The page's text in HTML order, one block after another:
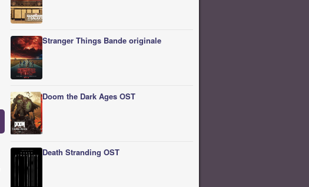
Stranger Things Bande originale
Doom the Dark Ages OST
Death Stranding OST